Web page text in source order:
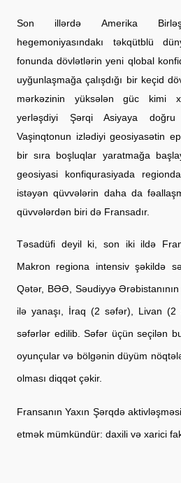
Son illərdə Amerika
hegemoniyasındakı təkqütblü
fonunda dövlətlərin yeni qlobal
uyğunlaşmağa çalışdığı bir keçid
mərkəzinin yüksələn güc kimi
yerləşdiyi Şərqi Asiyaya
Vaşinqtonun izlədiyi geosiyasətin
bir sıra boşluqlar yaratmağa
geosiyasi konfiqurasiyada
istəyən qüvvələrin daha da
qüvvələrdən biri də Fransadır.
Təsadüfi deyil ki, son iki ildə
Makron regiona intensiv şəkildə
Qətər, BƏƏ, Səudiyyə
ilə yanaşı, İraq (2 səfər), Livan
səfərlər edilib. Səfər üçün seçilən
oyunçular və bölgənin düyüm
olması diqqət çəkir.
Fransanın Yaxın Şərqdə
etmək mümkündür: daxili və xarici